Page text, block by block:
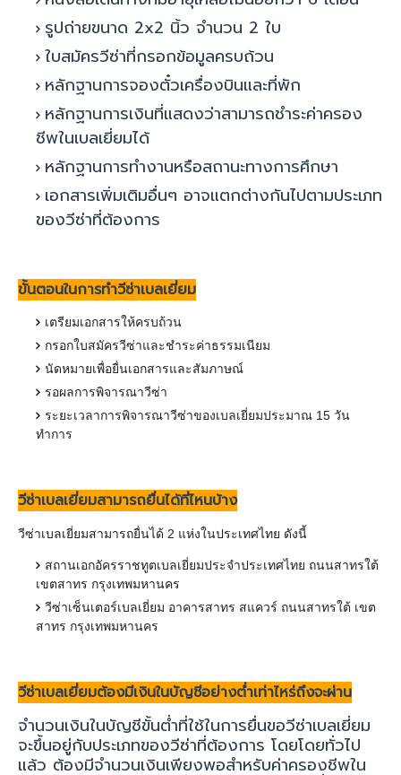
รูปถ่ายขนาด 2x2 นิ้ว จำนวน 2 ใบ
ใบสมัครวีซ่าที่กรอกข้อมูลครบถ้วน
หลักฐานการจองตั๋วเครื่องบินและที่พัก
หลักฐานการเงินที่แสดงว่าสามารถชำระค่าครอง
ชีพในเบลเยี่ยมได้
หลักฐานการทำงานหรือสถานะทางการศึกษา
เอกสารเพิ่มเติมอื่นๆ อาจแตกต่างกันไปตามประเภท
ของวีซ่าที่ต้องการ
ขั้นตอนในการทำวีซ่าเบลเยี่ยม
เตรียมเอกสารให้ครบถ้วน
กรอกใบสมัครวีซ่าและชำระค่าธรรมเนียม
นัดหมายเพื่อยื่นเอกสารและสัมภาษณ์
รอผลการพิจารณาวีซ่า
ระยะเวลาการพิจารณาวีซ่าของเบลเยี่ยมประมาณ 15 วัน
ทำการ
วีซ่าเบลเยี่ยมสามารถยื่นได้ที่ไหนบ้าง
วีซ่าเบลเยี่ยมสามารถยื่นได้ 2 แห่งในประเทศไทย ดังนี้
สถานเอกอัครราชทูตเบลเยี่ยมประจำประเทศไทย ถนนสาทรใต้
เขตสาทร กรุงเทพมหานคร
วีซ่าเซ็นเตอร์เบลเยี่ยม อาคารสาทร สแควร์ ถนนสาทรใต้ เขต
สาทร กรุงเทพมหานคร
วีซ่าเบลเยี่ยมต้องมีเงินในบัญชีอย่างต่ำเท่าไหร่ถึงจะผ่าน
จำนวนเงินในบัญชีขั้นต่ำที่ใช้ในการยื่นขอวีซ่าเบลเยี่ยม
จะขึ้นอยู่กับประเภทของวีซ่าที่ต้องการ โดยโดยทั่วไป
แล้ว ต้องมีจำนวนเงินเพียงพอสำหรับค่าครองชีพใน